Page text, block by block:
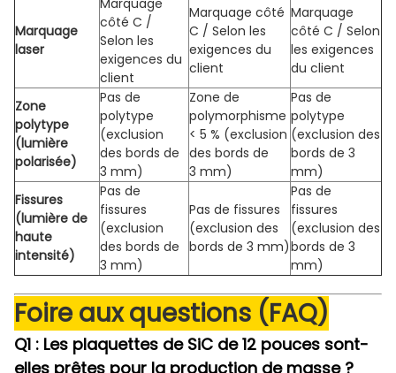
Marquage
laser
côté C /
Selon les
exigences du
client
Marquage côté
C / Selon les
exigences du
client
Marquage
côté C / Selon
les exigences
du client
Zone
polytype
(lumière
polarisée)
Pas de
polytype
(exclusion
des bords de
3 mm)
Zone de
polymorphisme
< 5 % (exclusion
des bords de
3 mm)
Pas de
polytype
(exclusion des
bords de 3
mm)
Fissures
(lumière de
haute
intensité)
Pas de
fissures
(exclusion
des bords de
3 mm)
Pas de fissures
(exclusion des
bords de 3 mm)
Pas de
fissures
(exclusion des
bords de 3
mm)
Foire aux questions (FAQ)
Q1 : Les plaquettes de SiC de 12 pouces sont-
elles prêtes pour la production de masse ?